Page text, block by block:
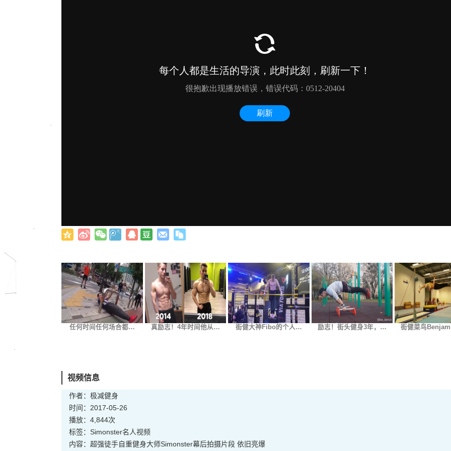
任何时间任何场合都… 真励志！4年时间他从… 街健大神Fibo的个人… 励志！街头健身3年，… 街健菜鸟
视频信息
作者：极减健身
时间：2017-05-26
播放：4,844次
标签： Simonster名人视频
内容：超强徒手自重健身大师Simonster幕后拍摄片段 依旧亮爆